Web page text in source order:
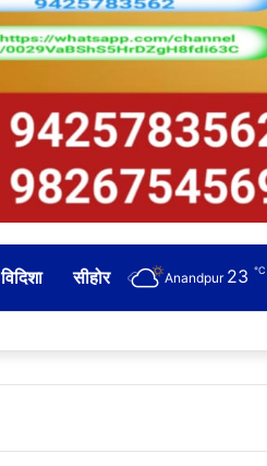
विदिशा सीहोर Anandpur 23 ℃